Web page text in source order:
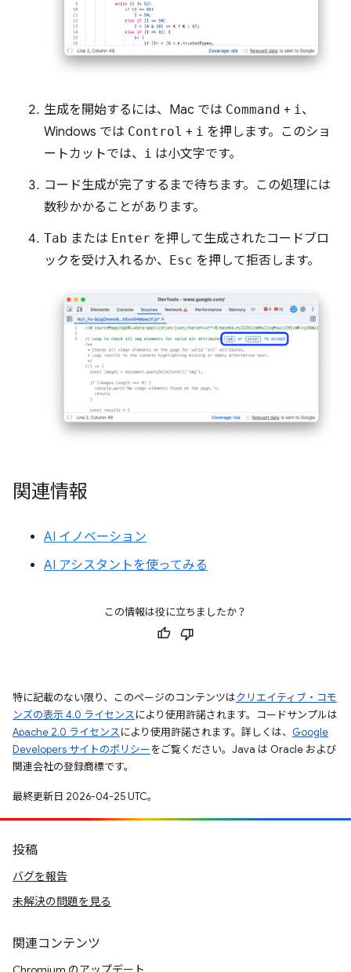
生成を開始するには、Mac では Command + i 、
Windows では Control + i を押します。このショ
ートカットでは、
i は小文字です。
コード生成が完了するまで待ちます。この処理には
数秒かかることがあります。
Tab または Enter を押して生成されたコードブロ
ックを受け入れるか、 Esc を押して拒否します。
関連情報
AI イノベーション
AI アシスタントを使ってみる
この情報は役に立ちましたか？
特に記載のない限り、このページのコンテンツはクリエイティブ・コモ
ンズの表示 4.0 ライセンスにより使用許諾されます。コードサンプルは
Apache 2.0 ライセンスにより使用許諾されます。詳しくは、 Google
Developers サイトのポリシーをご覧ください。Java は Oracle および
関連会社の登録商標です。
最終更新日 2026-04-25 UTC。
投稿
バグを報告
未解決の問題を見る
関連コンテンツ